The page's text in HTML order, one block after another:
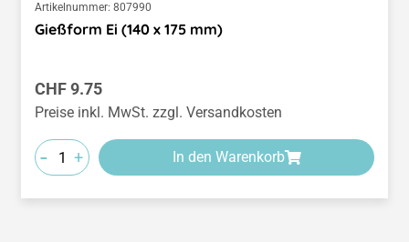
Artikelnummer: 807990
Gießform Ei (140 x 175 mm)
Regulärer Preis:
CHF 9.75
Preise inkl. MwSt. zzgl. Versandkosten
- + In den Warenkorb